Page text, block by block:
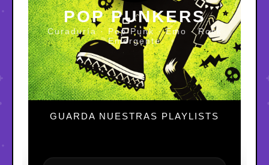
POP PUNKERS
Curaduría · Pop Punk · Emo · Rock
Emergente
GUARDA NUESTRAS PLAYLISTS